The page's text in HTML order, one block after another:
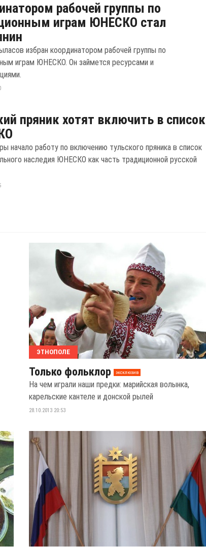
рабочей группы по
играм ЮНЕСКО стал
избран координатором рабочей группы по
играм ЮНЕСКО. Он займется ресурсами и
пряник хотят включить в список
начало работу по включению тульского пряника в список
наследия ЮНЕСКО как часть традиционной русской
ЭТНОПОЛЕ
Только фольклор эксклюзив
На чем играли наши предки: марийская волынка,
карельские кантеле и донской рылей
28.10.2013 20:53